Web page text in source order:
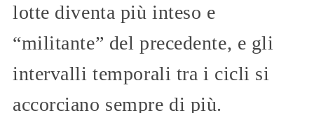
lotte diventa più inteso e
“militante” del precedente, e gli
intervalli temporali tra i cicli si
accorciano sempre di più.